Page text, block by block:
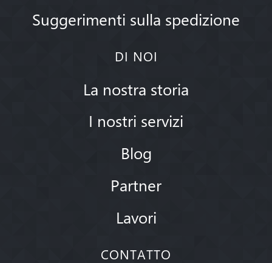
Suggerimenti sulla spedizione
DI NOI
La nostra storia
I nostri servizi
Blog
Partner
Lavori
CONTATTO